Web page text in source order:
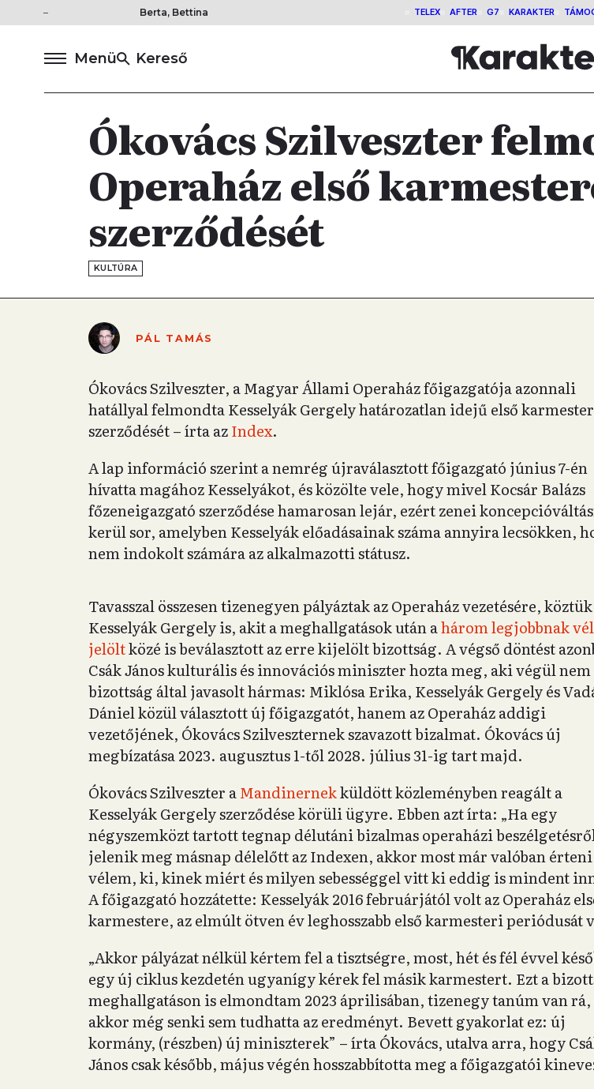
Berta, Bettina TELEX AFTER G7 KARAKTER
Menü Kereső
Ókovács Szilveszter
Operaház első
szerződését
KULTÚRA
PÁL TAMÁS
Ókovács Szilveszter, a Magyar Állami Operaház főigazgatója azonnali
hatállyal felmondta Kesselyák Gergely határozatlan idejű első
szerződését – írta azIndex.
A lap információ szerint a nemrég újraválasztott főigazgató június 7-én
hívatta magához Kesselyákot, és közölte vele, hogy mivel Kocsár Balázs
főzeneigazgató szerződése hamarosan lejár, ezért zenei
kerül sor, amelyben Kesselyák előadásainak száma annyira lecsökken,
nem indokolt számára az alkalmazotti státusz.
Tavasszal összesen tizenegyen pályáztak az Operaház vezetésére,
Kesselyák Gergely is, akit a meghallgatások után ahárom legjobbnak
jelöltközé is beválasztott az erre kijelölt bizottság. A végső döntést
Csák János kulturális és innovációs miniszter hozta meg, aki végül nem
bizottság által javasolt hármas: Miklósa Erika, Kesselyák Gergely és
Dániel közül választott új főigazgatót, hanem az Operaház addigi
vezetőjének, Ókovács Szilveszternek szavazott bizalmat. Ókovács új
megbízatása 2023. augusztus 1-től 2028. július 31-ig tart majd.
Ókovács Szilveszter aMandinernekküldött közleményben reagált a
Kesselyák Gergely szerződése körüli ügyre. Ebben azt írta: „Ha egy
négyszemközt tartott tegnap délutáni bizalmas operaházi
jelenik meg másnap délelőtt az Indexen, akkor most már valóban érteni
vélem, ki, kinek miért és milyen sebességgel vitt ki eddig is mindent
A főigazgató hozzátette: Kesselyák 2016 februárjától volt az Operaház
karmestere, az elmúlt ötven év leghosszabb első karmesteri periódusát
„Akkor pályázat nélkül kértem fel a tisztségre, most, hét és fél évvel
egy új ciklus kezdetén ugyanígy kérek fel másik karmestert. Ezt a
meghallgatáson is elmondtam 2023 áprilisában, tizenegy tanúm van rá,
akkor még senki sem tudhatta az eredményt. Bevett gyakorlat ez: új
kormány, (részben) új miniszterek” – írta Ókovács, utalva arra, hogy
János csak később, május végén hosszabbította meg a főigazgatói